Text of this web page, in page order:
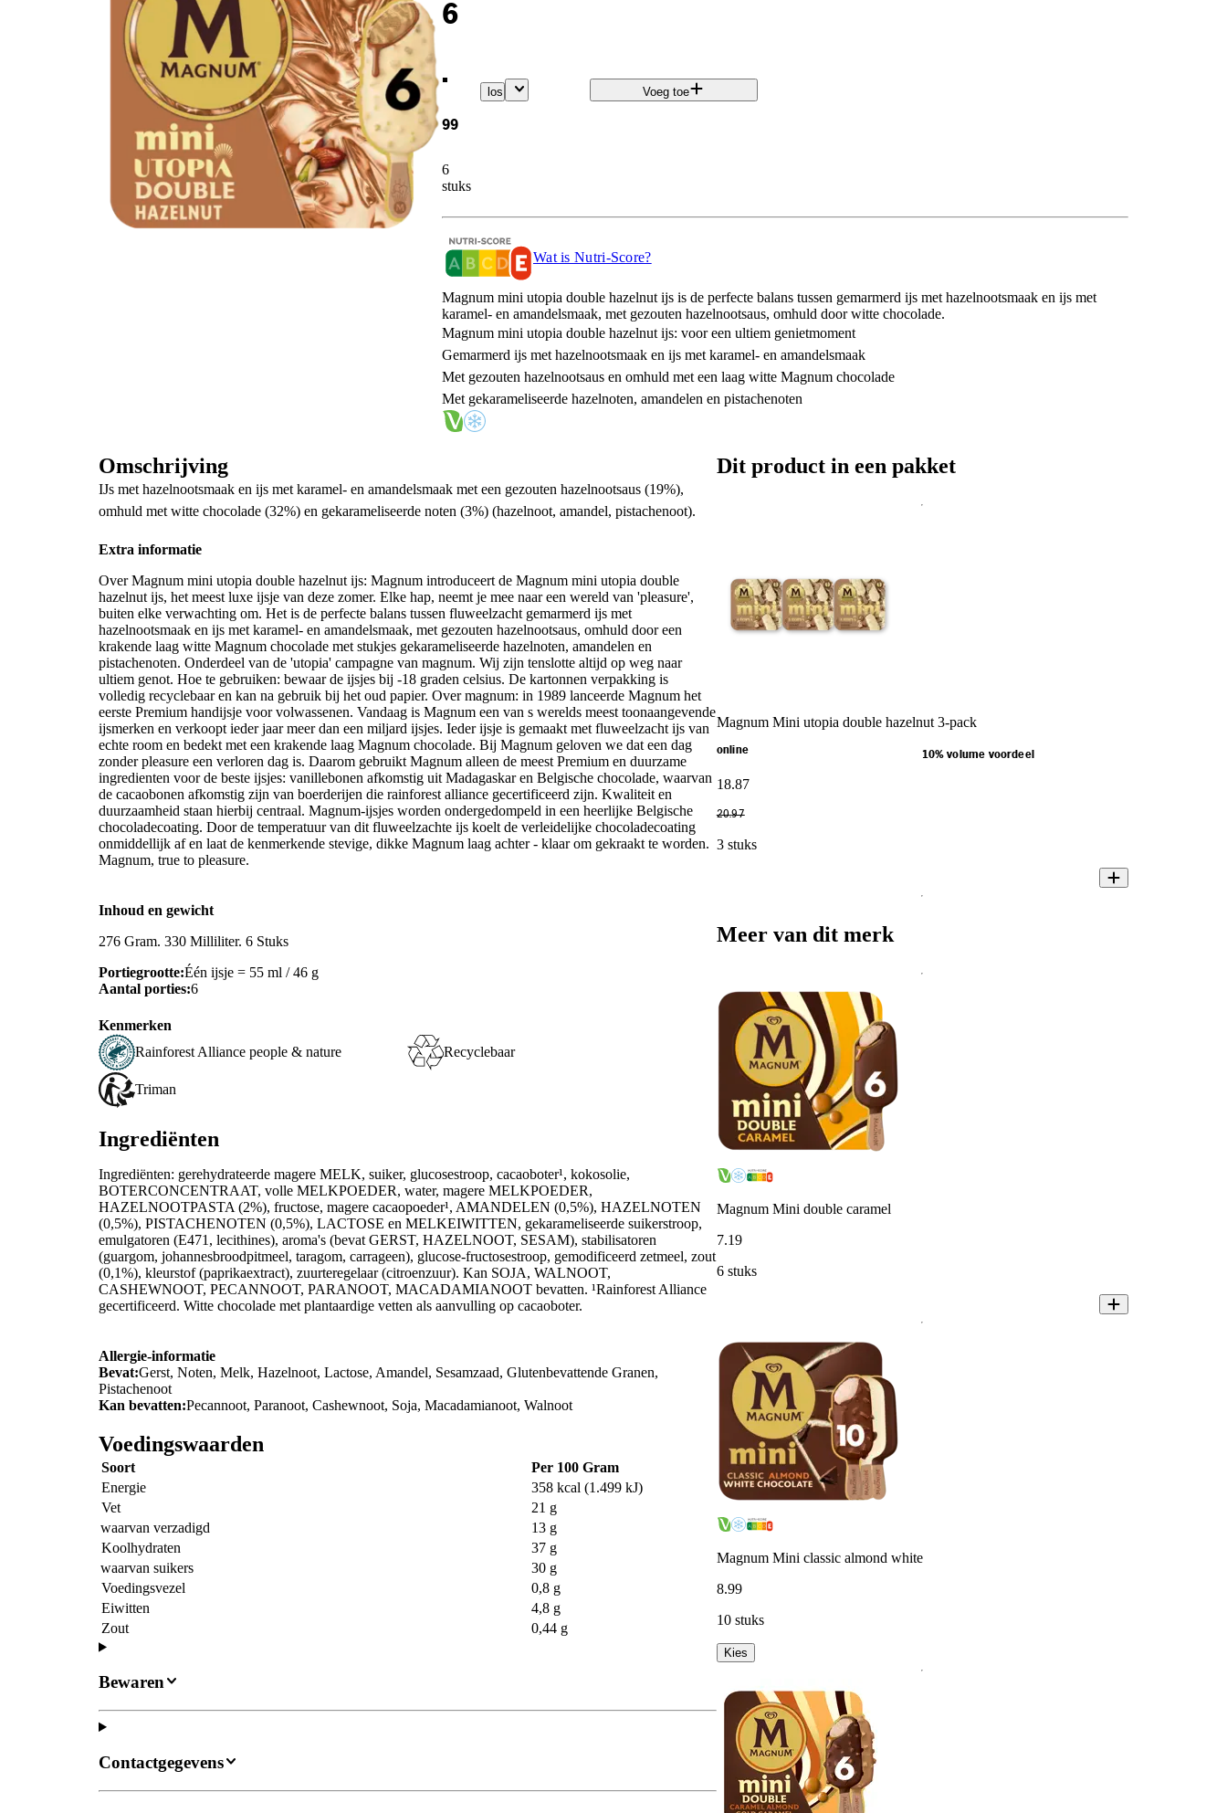
6
.
99
6
stuks
los Voeg toe
Wat is Nutri-Score?
Magnum mini utopia double hazelnut ijs is de perfecte balans tussen gemarmerd ijs met hazelnootsmaak en ijs met
karamel- en amandelsmaak, met gezouten hazelnootsaus, omhuld door witte chocolade.
Magnum mini utopia double hazelnut ijs: voor een ultiem genietmoment
Gemarmerd ijs met hazelnootsmaak en ijs met karamel- en amandelsmaak
Met gezouten hazelnootsaus en omhuld met een laag witte Magnum chocolade
Met gekarameliseerde hazelnoten, amandelen en pistachenoten
Omschrijving
IJs met hazelnootsmaak en ijs met karamel- en amandelsmaak met een gezouten hazelnootsaus (19%),
omhuld met witte chocolade (32%) en gekarameliseerde noten (3%) (hazelnoot, amandel, pistachenoot).
Extra informatie
Over Magnum mini utopia double hazelnut ijs: Magnum introduceert de Magnum mini utopia double
hazelnut ijs, het meest luxe ijsje van deze zomer. Elke hap, neemt je mee naar een wereld van 'pleasure',
buiten elke verwachting om. Het is de perfecte balans tussen fluweelzacht gemarmerd ijs met
hazelnootsmaak en ijs met karamel- en amandelsmaak, met gezouten hazelnootsaus, omhuld door een
krakende laag witte Magnum chocolade met stukjes gekarameliseerde hazelnoten, amandelen en
pistachenoten. Onderdeel van de 'utopia' campagne van magnum. Wij zijn tenslotte altijd op weg naar
ultiem genot. Hoe te gebruiken: bewaar de ijsjes bij -18 graden celsius. De kartonnen verpakking is
volledig recyclebaar en kan na gebruik bij het oud papier. Over magnum: in 1989 lanceerde Magnum het
eerste Premium handijsje voor volwassenen. Vandaag is Magnum een van s werelds meest toonaangevende
ijsmerken en verkoopt ieder jaar meer dan een miljard ijsjes. Ieder ijsje is gemaakt met fluweelzacht ijs van
echte room en bedekt met een krakende laag Magnum chocolade. Bij Magnum geloven we dat een dag
zonder pleasure een verloren dag is. Daarom gebruikt Magnum alleen de meest Premium en duurzame
ingredienten voor de beste ijsjes: vanillebonen afkomstig uit Madagaskar en Belgische chocolade, waarvan
de cacaobonen afkomstig zijn van boerderijen die rainforest alliance gecertificeerd zijn. Kwaliteit en
duurzaamheid staan hierbij centraal. Magnum-ijsjes worden ondergedompeld in een heerlijke Belgische
chocoladecoating. Door de temperatuur van dit fluweelzachte ijs koelt de verleidelijke chocoladecoating
onmiddellijk af en laat de kenmerkende stevige, dikke Magnum laag achter - klaar om gekraakt te worden.
Magnum, true to pleasure.
Inhoud en gewicht
276 Gram. 330 Milliliter. 6 Stuks
Portiegrootte:Één ijsje = 55 ml / 46 g
Aantal porties:6
Kenmerken
Rainforest Alliance people & nature
Recyclebaar
Triman
Ingrediënten
Ingrediënten: gerehydrateerde magere MELK, suiker, glucosestroop, cacaoboter¹, kokosolie,
BOTERCONCENTRAAT, volle MELKPOEDER, water, magere MELKPOEDER,
HAZELNOOTPASTA (2%), fructose, magere cacaopoeder¹, AMANDELEN (0,5%), HAZELNOTEN
(0,5%), PISTACHENOTEN (0,5%), LACTOSE en MELKEIWITTEN, gekarameliseerde suikerstroop,
emulgatoren (E471, lecithines), aroma's (bevat GERST, HAZELNOOT, SESAM), stabilisatoren
(guargom, johannesbroodpitmeel, taragom, carrageen), glucose-fructosestroop, gemodificeerd zetmeel, zout
(0,1%), kleurstof (paprikaextract), zuurteregelaar (citroenzuur). Kan SOJA, WALNOOT,
CASHEWNOOT, PECANNOOT, PARANOOT, MACADAMIANOOT bevatten. ¹Rainforest Alliance
gecertificeerd. Witte chocolade met plantaardige vetten als aanvulling op cacaoboter.
Allergie-informatie
Bevat:Gerst, Noten, Melk, Hazelnoot, Lactose, Amandel, Sesamzaad, Glutenbevattende Granen,
Pistachenoot
Kan bevatten:Pecannoot, Paranoot, Cashewnoot, Soja, Macadamianoot, Walnoot
Voedingswaarden
Soort
Per 100 Gram
Energie
358 kcal (1.499 kJ)
Vet
21 g
waarvan verzadigd
13 g
Koolhydraten
37 g
waarvan suikers
30 g
Voedingsvezel
0,8 g
Eiwitten
4,8 g
Zout
0,44 g
Bewaren
Contactgegevens
Dit product in een pakket
Magnum Mini utopia double hazelnut 3-pack
online 10% volume voordeel
18.87
20.97
3 stuks
Meer van dit merk
Magnum Mini double caramel
7.19
6 stuks
Magnum Mini classic almond white
8.99
10 stuks
Kies